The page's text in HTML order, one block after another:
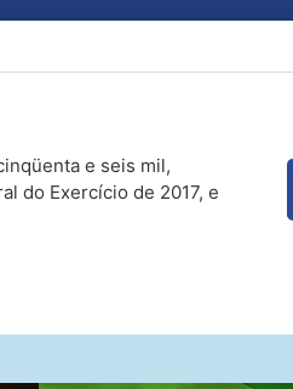
e seis mil,
do Exercício de 2017, e